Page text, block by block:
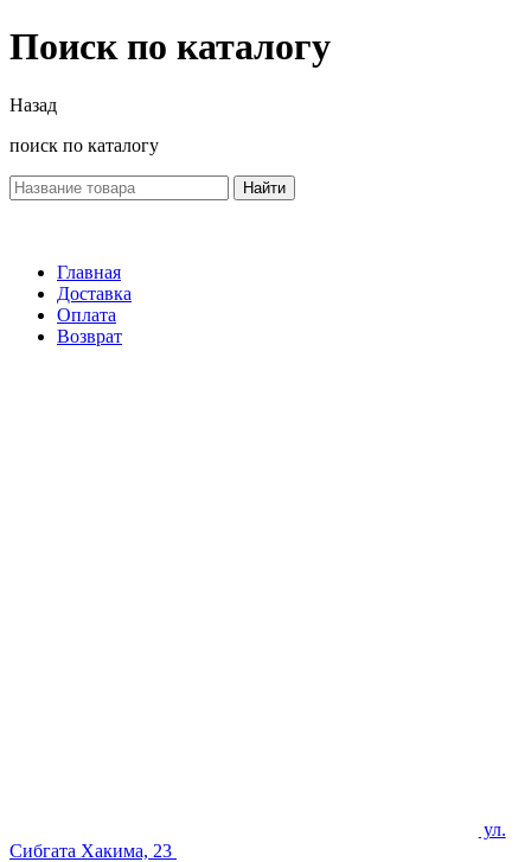
Поиск по каталогу
Назад
поиск по каталогу
Найти
Главная
Доставка
Оплата
Возврат
ул.
Сибгата Хакима, 23